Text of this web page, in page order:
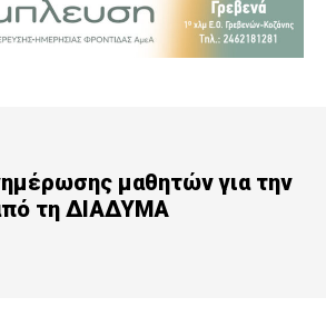
μαθητών για την
τη ΔΙΑΔΥΜΑ